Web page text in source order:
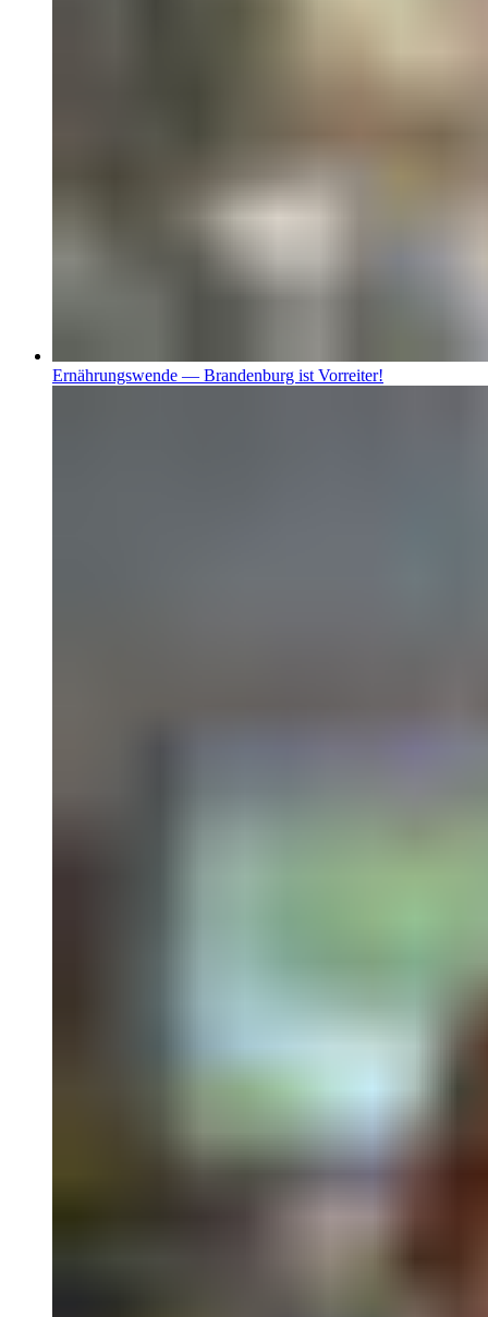
Ernährungswende — Brandenburg ist Vorreiter!